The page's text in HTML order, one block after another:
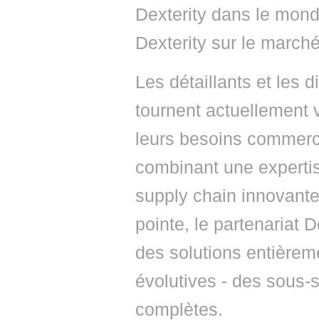
Dexterity dans le
Dexterity sur le
Les détaillants et les
tournent actuellement
leurs besoins
combinant une
supply chain
pointe, le partenariat
des solutions
évolutives - des sous-
complètes.